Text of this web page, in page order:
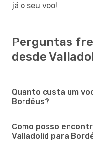
já o seu voo!
Perguntas
desde
Quanto custa um
Bordéus?
Como posso
Valladolid para